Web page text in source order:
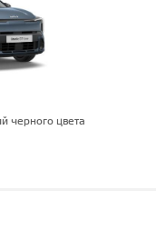
черного цвета